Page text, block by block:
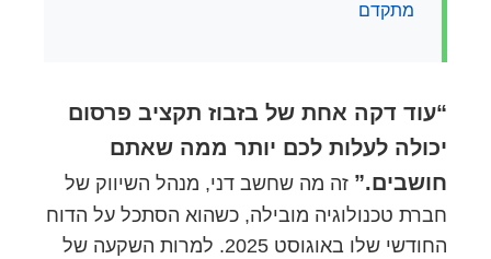
מתקדם
“עוד דקה אחת של בזבוז תקציב פרסום
יכולה לעלות לכם יותר ממה שאתם
חושבים.” זה מה שחשב דני, מנהל השיווק של
חברת טכנולוגיה מובילה, כשהוא הסתכל על הדוח
החודשי שלו באוגוסט 2025. למרות השקעה של